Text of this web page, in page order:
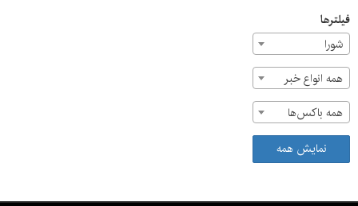
فیلترها
شورا
همه انواع خبر
همه باکس‌ها
نمایش همه